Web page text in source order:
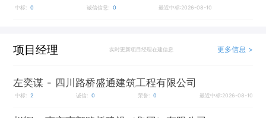
中标: 0 诚信信息: 0 最近中标:2026-08-10
项目经理 实时更新项目经理在建信息 更多信息 >
左奕谋 - 四川路桥盛通建筑工程有限公司
中标: 2 诚信: 0 荣誉: 0 最近中标:2026-08-10